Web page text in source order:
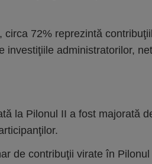
circa 72% reprezintă
investiţiile administratorilor,
la Pilonul II a fost majorată
de contribuţii virate în